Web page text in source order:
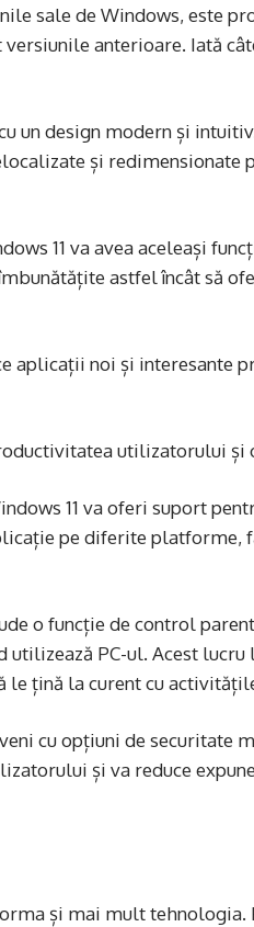
sale de Windows, este
anterioare. Iată
un design modern și
și redimensionate
11 va avea aceleași
astfel încât să
aplicații noi și interesante
utilizatorului și
11 va oferi suport
pe diferite platforme,
o funcție de control
PC-ul. Acest
țină la curent cu
cu opțiuni de securitate
și va reduce
și mai mult